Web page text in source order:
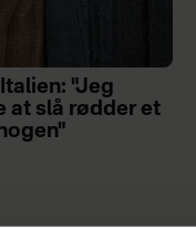
"Jeg
at slå rødder et